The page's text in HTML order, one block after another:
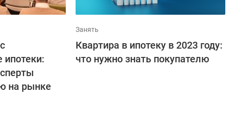
ипотеки:
на рынке
Занять
Квартира в ипотеку в 2023 году:
что нужно знать покупателю